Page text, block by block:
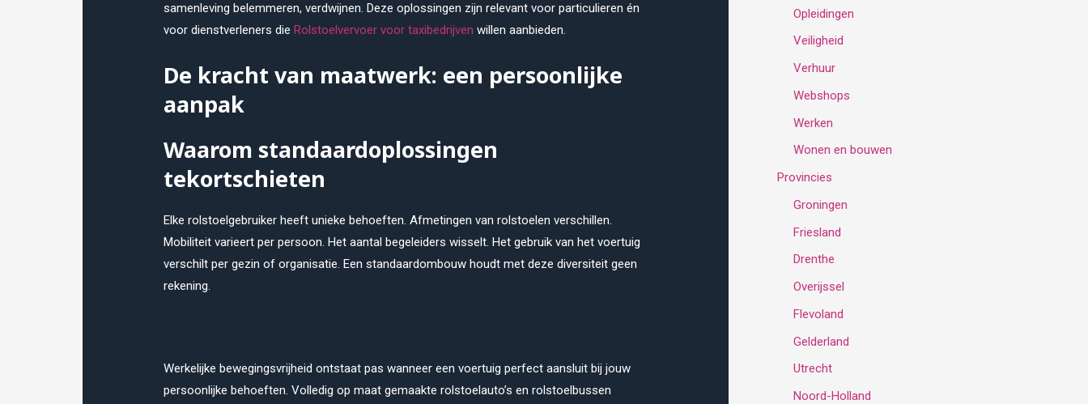
samenleving belemmeren, verdwijnen. Deze oplossingen zijn relevant voor particulieren én
voor dienstverleners dieRolstoelvervoer voor taxibedrijven willen aanbieden.
De kracht van maatwerk: een persoonlijke
aanpak
Waarom standaardoplossingen
tekortschieten
Elke rolstoelgebruiker heeft unieke behoeften. Afmetingen van rolstoelen verschillen.
Mobiliteit varieert per persoon. Het aantal begeleiders wisselt. Het gebruik van het voertuig
verschilt per gezin of organisatie. Een standaardombouw houdt met deze diversiteit geen
rekening.
Werkelijke bewegingsvrijheid ontstaat pas wanneer een voertuig perfect aansluit bij jouw
persoonlijke behoeften. Volledig op maat gemaakte rolstoelauto’s en rolstoelbussen
Opleidingen
Veiligheid
Verhuur
Webshops
Werken
Wonen en bouwen
Provincies
Groningen
Friesland
Drenthe
Overijssel
Flevoland
Gelderland
Utrecht
Noord-Holland